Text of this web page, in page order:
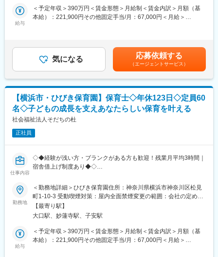
入職後は園の方針や保育の進め方を丁寧にお伝えし、成長に合わ
せてしっかりフォローします。
活かしながら活躍いただける環境です。
■働きやすさ
・残業は月平均3時間程度
業務分担や職員同士の協力体制が整っているため、残業は少な
め。仕事とプライベートの両立がしやすい環境です。
・ライフステージの変化にも対応
・育児休業の取得実績があり、結婚・出産後も安心して働き続け
られます。
可能な託児所もあり、子育て中の方も働きやすい環境です。
主担任手当や専門リーダー手当など、キャリアや役割に応じた手
当を支給。保育士として長期的なキャリア形成を目指せます。
変更の範囲：会社の定める業務
と成長できる環境づくりを行っています。
保育士同士が協力し合いながら、保護者の皆さまとも密に連携を
図り、子どもたちの成長を共に喜び合える温かな保育園です。
そんな想いをお持ちの方をお待ちしています。
■仕事内容
クラス担任業務
フリー保育士業務
子どもの健康観察・体調管理
リトミックや体操などの課外活動のサポート
食事・排泄など生活面の援助
連絡帳や各種書類作成
職員間での情報共有・支援会議への参加
子どもたち一人ひとりの成長に寄り添いながら、安心して園生活
を送れるよう支援していただきます。
入職後は園の方針や保育の進め方を丁寧にお伝えし、成長に合わ
せてしっかりフォローします。
給与
＜予定年収＞390万円＜賃金形態＞月給制＜賃金内訳＞月額（基
本給）：221,900円その他固定手当/月：67,000円＜月給＞
気になる 応募依頼する
（エージェントサービス）
【横浜市・ひびき保育園】保育士◇年休123日◇定員60
名◇子どもの成長を支えあなたらしい保育を叶える
社会福祉法人そだちの杜
正社員
仕事内容
◇◆経験が浅い方・ブランクがある方も歓迎！残業月平均3時間｜
宿舎借上げ制度あり◆◇
■会社概要
当園は、0歳～5歳児を対象とした認可保育園です。
個性や気持ちを大切にし、「やってみたい！」という主体性を育
む保育を実践しています。アットホームな環境の中で、日々の遊
びや生活を通して豊かな感性や社会性を育み、安心してのびのび
と成長できる環境づくりを行っています。
保育士同士が協力し合いながら、保護者の皆さまとも密に連携を
図り、子どもたちの成長を共に喜び合える温かな保育園です。
勤務地
＜勤務地詳細＞ひびき保育園住所：神奈川県横浜市神奈川区松見
町1-10-3 受動喫煙対策：屋内全面禁煙変更の範囲：会社の定める
事業所
【最寄り駅】
大口駅、妙蓮寺駅、子安駅
給与
＜予定年収＞390万円＜賃金形態＞月給制＜賃金内訳＞月額（基
本給）：221,900円その他固定手当/月：67,000円＜月給＞